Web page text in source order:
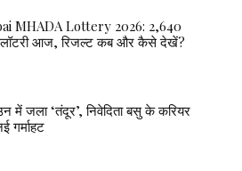
MHADA Lottery 2026: 2,640
लॉटरी आज, रिजल्ट कब और कैसे देखें?
में जला ‘तंदूर’, निवेदिता बसु के करियर
गर्माहट